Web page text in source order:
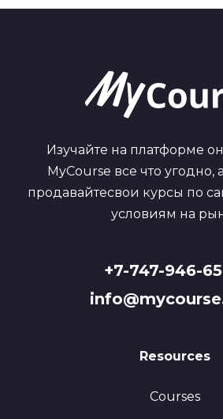
Изучайте на платформе
MyCourse все что угодно,
продавайтесвои курсы по
условиям на
+7-747-946-
Resources
Courses